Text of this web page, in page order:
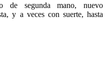
de segunda mano, nuevo
y a veces con suerte, hasta